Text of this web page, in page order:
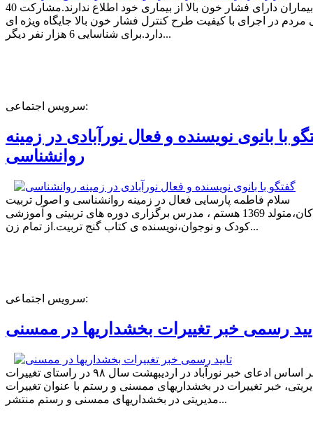
40 درصد بیماران دارای فشار خون بالا از بیماری خود اطلاع ندارند.مشارکت
در اجرای با کیفیت طرح کنترل فشار خون بالا جایگاه ویژه ای
دارد.برای شناسایی 6 هزار نفر دیگر...
سرویس اجتماعی:
با بانوی نویسنده و فعال نورآبادی در زمینه
روانشناسی
سلام فاطمه پارسایی فعال در زمینه روانشناسی و اصول تربیت
کودکان،متولد 1369 هستم ، مدرس برگزاری دوره های تربیتی و آموزشی
کودک و نوجوان،نویسنده ی کتاب گنج تربیت.از تمام زن...
سرویس اجتماعی:
رسمی خبر تغییرات بخشداریها در ممسنی
بر اساس ادعای خبر نورآباد در اردیبهشت سال ۹۸ در راستای تغییرات
خبر تغییرات در بخشداریهای ممسنی و رستم با عنوان تغییرات
مدیریتی در بخشداریهای ممسنی و رستم منتشر...